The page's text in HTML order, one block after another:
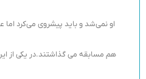
او نمی‌شد و باید پیشروی می‌کرد اما
هم مسابقه می گذاشتند.در یکی از